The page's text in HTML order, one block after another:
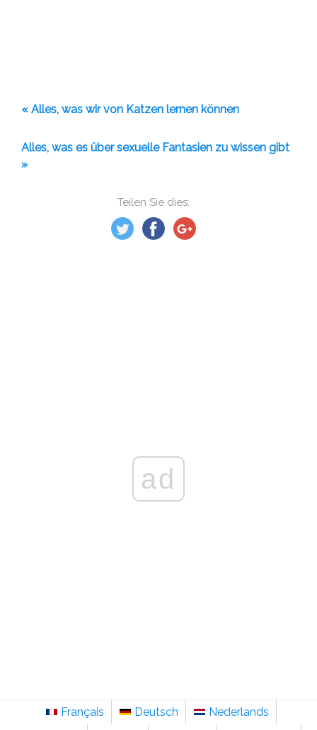
Teilen Sie dies:
« Alles, was wir von Katzen lernen können
Alles, was es über sexuelle Fantasien zu wissen gibt
»
ad
Français Deutsch
Nederlands